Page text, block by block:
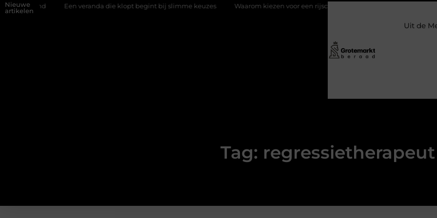
Nieuwe
artikelen
Een veranda die klopt begint bij slimme keuzes Waarom kiezen voor een rijschool in Utrecht?
Uit de
Tag: regressietherapeut